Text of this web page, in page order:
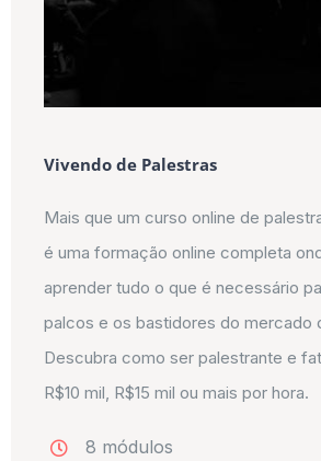
Vivendo de Palestras
Mais que um curso online de
é uma formação online completa
aprender tudo o que é necessário
palcos e os bastidores do mercado
Descubra como ser palestrante e
R$10 mil, R$15 mil ou mais por hora.
8 módulos